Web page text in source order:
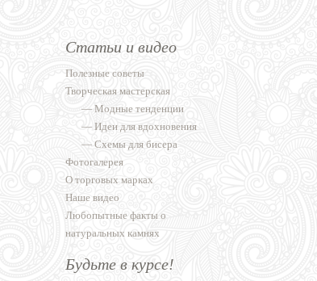
Статьи и видео
Полезные советы
Творческая мастерская
—Модные тенденции
—Идеи для вдохновения
—Схемы для бисера
Фотогалерея
О торговых марках
Наше видео
Любопытные факты о
натуральных камнях
Будьте в курсе!